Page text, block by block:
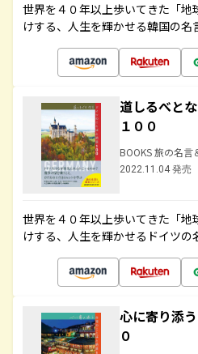
世界を４０年以上歩いてきた「
けする、人生を輝かせる韓国の名
道しるべと
１００
BOOKS 旅の名言
2022.11.04 発売
世界を４０年以上歩いてきた「
けする、人生を輝かせるドイツの
心に寄り添
０